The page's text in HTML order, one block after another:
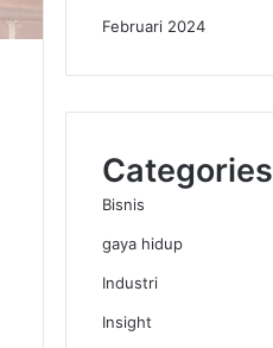
Februari 2024
Categories
Bisnis
gaya hidup
Industri
Insight